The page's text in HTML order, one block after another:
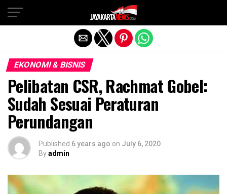
EKONOMI & BISNIS
Pelibatan CSR, Rachmat Gobel:
Sudah Sesuai Peraturan
Perundangan
Published 6 years ago on July 6, 2020
Byadmin
Exit mobile version